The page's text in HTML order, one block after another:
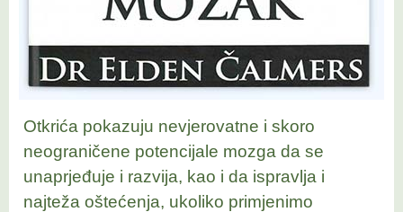
Otkrića pokazuju nevjerovatne i skoro
neograničene potencijale mozga da se
unaprjeđuje i razvija, kao i da ispravlja i
najteža oštećenja, ukoliko primjenimo